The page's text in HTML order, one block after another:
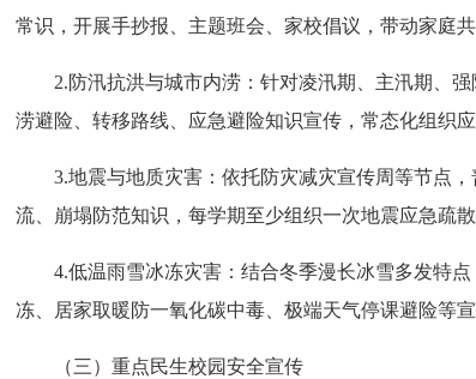
常识，开展手抄报、主题班会、家校倡议，带动家庭共
2.防汛抗洪与城市内涝： 针对凌汛期、主汛期、
涝避险、转移路线、应急避险知识宣传，常态化组织应
3.地震与地质灾害： 依托防灾减灾宣传周等节点
流、崩塌防范知识，每学期至少组织一次地震应急疏散
4.低温雨雪冰冻灾害： 结合冬季漫长冰雪多发特
冻、居家取暖防一氧化碳中毒、极端天气停课避险等宣
（三）重点民生校园安全宣传